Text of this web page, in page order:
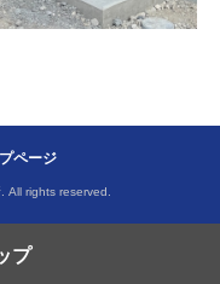
ページ
All rights reserved.